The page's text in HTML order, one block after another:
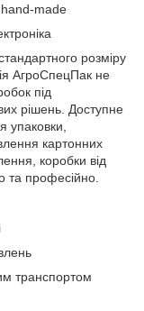
hand-made
розміру
АгроСпецПак не
під
рішень. Доступне
упаковки,
картонних
коробки від
та професійно.
транспортом